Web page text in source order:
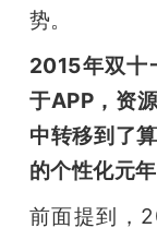
势。
2015年双十
于APP，资
中转移到了
的个性化元年
前面提到，